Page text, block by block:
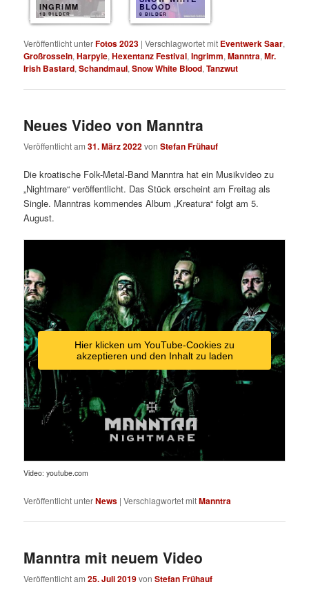
INGRIMM
10 BILDER
BLOOD
8 BILDER
Veröffentlicht unterFotos 2023 |Verschlagwortet mit Eventwerk Saar,
Großrosseln,Harpyie,Hexentanz Festival,Ingrimm,Manntra,Mr.
Irish Bastard,Schandmaul,Snow White Blood,Tanzwut
Neues Video von Manntra
Veröffentlicht am31. März 2022vonStefan Frühauf
Die kroatische Folk-Metal-Band Manntra hat ein Musikvideo zu
„Nightmare“ veröffentlicht. Das Stück erscheint am Freitag als
Single. Manntras kommendes Album „Kreatura“ folgt am 5.
August.
Hier klicken um YouTube-Cookies zu
akzeptieren und den Inhalt zu laden
Video: youtube.com
Veröffentlicht unterNews |Verschlagwortet mitManntra
Manntra mit neuem Video
Veröffentlicht am25. Juli 2019vonStefan Frühauf